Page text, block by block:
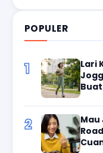
POPULER
1
Lari
2